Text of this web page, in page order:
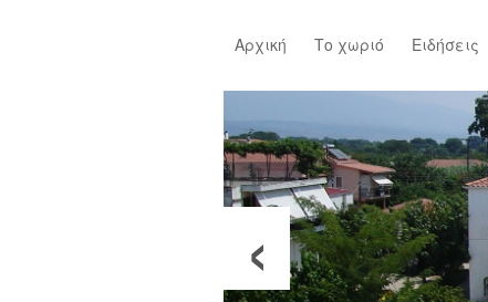
Αρχική Το χωριό Ειδήσεις
‹